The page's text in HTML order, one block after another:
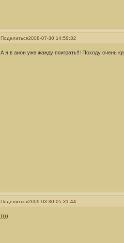
Поделиться2008-07-30 14:58:32
А я в аион уже жажду поиграть!!! Походу очень
Поделиться2009-03-30 05:31:44
))))